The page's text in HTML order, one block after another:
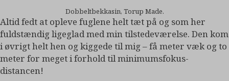
Dobbeltbekkasin, Torup Made.
Altid fedt at opleve fuglene helt tæt på og som her
fuldstændig ligeglad med min tilstedeværelse. Den kom
i øvrigt helt hen og kiggede til mig – få meter væk og to
meter for meget i forhold til minimumsfokus-
distancen!